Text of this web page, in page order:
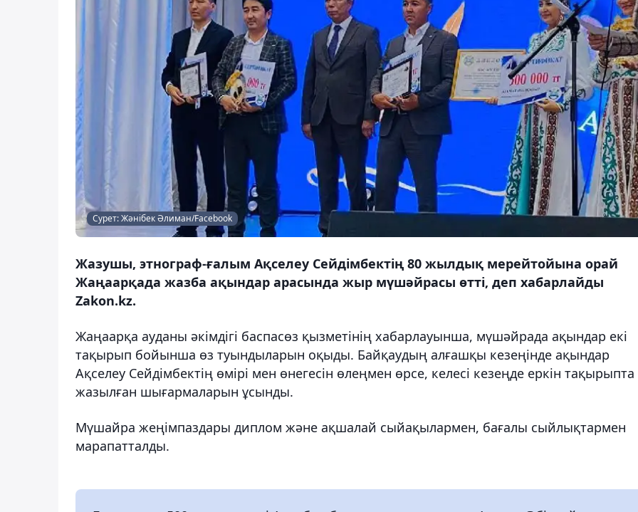
Сурет: Жәнібек Әлиман/Facebook
Жазушы, этнограф-ғалым Ақселеу Сейдімбектің 80 жылдық мерейтойына орай
Жаңаарқада жазба ақындар арасында жыр мүшәйрасы өтті, деп хабарлайды
Zakon.kz.
Жаңаарқа ауданы әкімдігі баспасөз қызметінің хабарлауынша, мүшәйрада ақындар екі
тақырып бойынша өз туындыларын оқыды. Байқаудың алғашқы кезеңінде ақындар
Ақселеу Сейдімбектің өмірі мен өнегесін өлеңмен өрсе, келесі кезеңде еркін тақырыпта
жазылған шығармаларын ұсынды.
Мүшайра жеңімпаздары диплом және ақшалай сыйақылармен, бағалы сыйлықтармен
марапатталды.